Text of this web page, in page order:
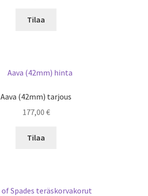
Tilaa
Aava (42mm) tarjous
177,00 €
Tilaa